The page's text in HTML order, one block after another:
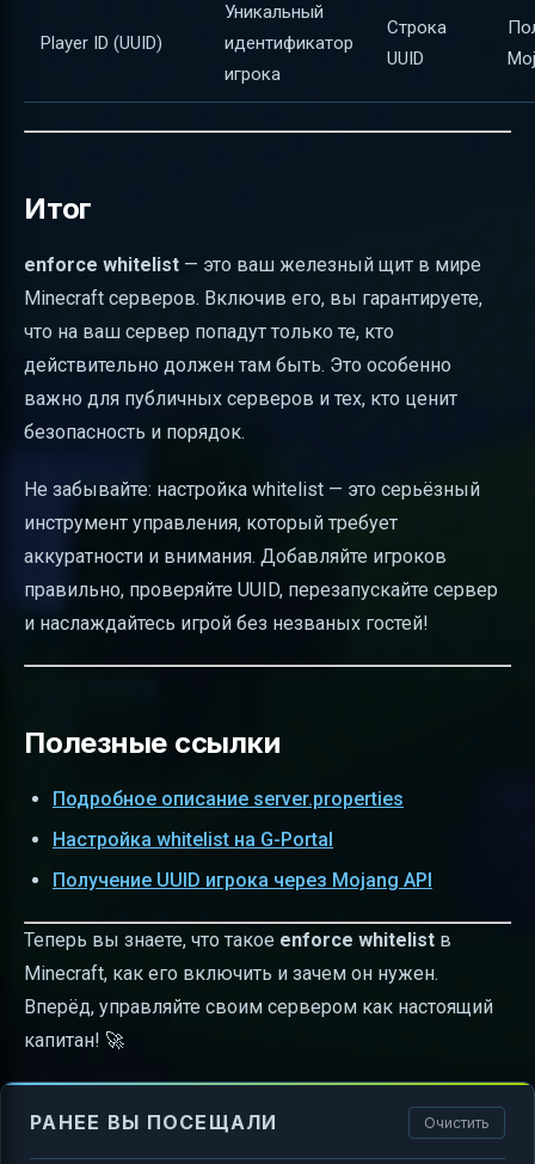
Player ID (UUID)
Уникальный
идентификатор
игрока
Строка
UUID
Итог
enforce whitelist — это ваш железный щит в мире
Minecraft серверов. Включив его, вы гарантируете,
что на ваш сервер попадут только те, кто
действительно должен там быть. Это особенно
важно для публичных серверов и тех, кто ценит
безопасность и порядок.
Не забывайте: настройка whitelist — это серьёзный
инструмент управления, который требует
аккуратности и внимания. Добавляйте игроков
правильно, проверяйте UUID, перезапускайте сервер
и наслаждайтесь игрой без незваных гостей!
Полезные ссылки
Подробное описание server.properties
Настройка whitelist на G-Portal
Получение UUID игрока через Mojang API
Теперь вы знаете, что такое enforce whitelist в
Minecraft, как его включить и зачем он нужен.
Вперёд, управляйте своим сервером как настоящий
капитан! 🚀
РАНЕЕ ВЫ ПОСЕЩАЛИ Очистить